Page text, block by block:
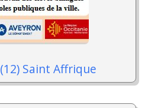
(12) Saint Affrique